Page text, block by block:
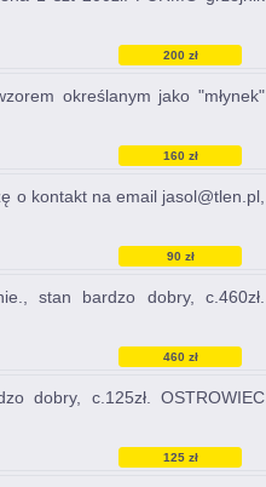
200 zł
określanym jako "młynek"
160 zł
o kontakt na email jasol@tlen.pl,
90 zł
stan bardzo dobry, c.460zł.
460 zł
dobry, c.125zł. OSTROWIEC
125 zł